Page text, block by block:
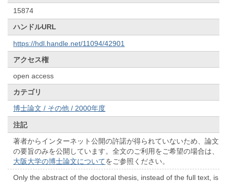
15874
ハンドルURL
https://hdl.handle.net/11094/42901
アクセス権
open access
カテゴリ
博士論文 / その他 / 2000年度
注記
著者からインターネット公開の許諾が得られていないため、論文
の要旨のみを公開しています。全文のご利用をご希望の場合は、
大阪大学の博士論文についてをご参照ください。
Only the abstract of the doctoral thesis, instead of the full text, is